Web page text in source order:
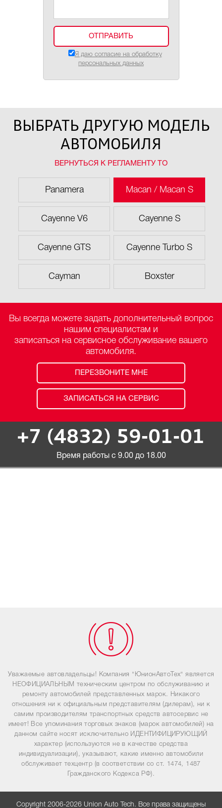
Я даю согласие на обработку
персональных данных
ВЫБРАТЬ ДРУГУЮ МОДЕЛЬ
АВТОМОБИЛЯ
ВЕРНУТЬСЯ К РЕГЛАМЕНТУ ТО
Panamera Macan / Macan S
Cayenne V6 Cayenne S
Cayenne GTS Cayenne Turbo S
Cayman Boxster
Вы всегда можете задать дополнительный вопрос
нашим специалистам и
записаться на сервисное обслуживание вашего
автомобиля.
ПЕРЕЗВОНИТЕ МНЕ
ЗАПИСАТЬСЯ НА СЕРВИС
+7 (4832) 59-01-01
Время работы с 9.00 до 18.00
Уважаемые автовладельцы! Компания "ЮнионАвтоТех" является
НЕОФИЦИАЛЬНЫМ техническим центром по обслуживанию и
ремонту автомобилей представленных марок. Никакого
отношения ни к официальным представителям (дилерам), ни к
самим производителям транспортных средств автосервис не
имеет! Все упоминания торговых знаков (марок автомобилей) на
данном сайте носят исключительно ИДЕНТИФИЦИРУЮЩИЙ
характер (используются не в качестве средства
индивидуализации), указывают, какие именно автомобили
обслуживает техцентр (в соответствии со ст. 1474, 1487
Гражданского Кодекса РФ).
Copyright 2006-2026 Union Auto Tech. Все права защищены